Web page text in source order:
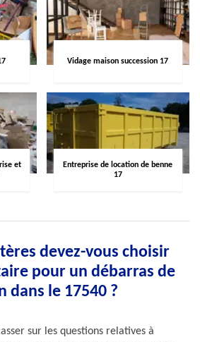
Vidage maison succession 17
et
Entreprise de location de benne
17
devez-vous choisir
pour un débarras de
dans le 17540 ?
sur les questions relatives à